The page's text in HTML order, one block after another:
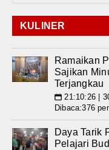
KULINER
Ramaikan
Sajikan
Terjangkau
📅 21:10:26 |
Dibaca:376
Daya Tarik
Pelajari